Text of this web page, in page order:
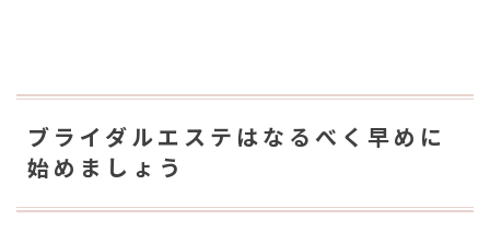
ブライダルエステはなるべく早めに
始めましょう